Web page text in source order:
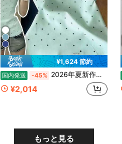
¥1,624 節約
国内発送 -45% 2026年夏新作：レディース水玉トップス、Vネック、半袖、スリムフィット、快適、スタイルアップ効果、Tシャツ、ストレートショルダー、着回し力抜群、ベーシックスタイル、春夏に最適
¥2,014
もっと見る